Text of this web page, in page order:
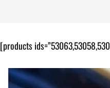
[products